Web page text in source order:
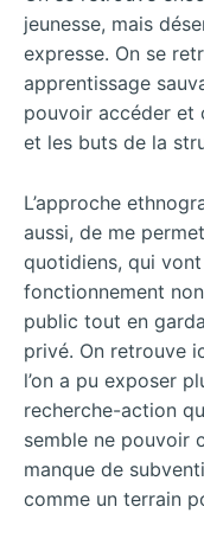
jeunesse, mais
expresse. On se
apprentissage
pouvoir accéder et
et les buts de la
L’approche
aussi, de me
quotidiens, qui vont
fonctionnement
public tout en
privé. On retrouve
l’on a pu exposer
recherche-action
semble ne pouvoir
manque de
comme un terrain